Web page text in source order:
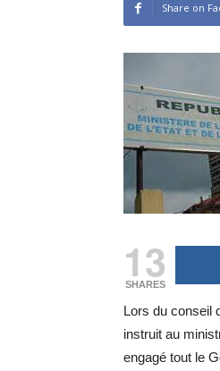
Share on
13
SHARES
Lors du conseil
instruit au
engagé tout le